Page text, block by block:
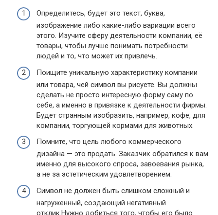
Определитесь, будет это текст, буква,
изображение либо какие-либо вариации всего
этого. Изучите сферу деятельности компании, её
товары, чтобы лучше понимать потребности
людей и то, что может их привлечь.
Поищите уникальную характеристику компании
или товара, чей символ вы рисуете. Вы должны
сделать не просто интересную форму саму по
себе, а именно в привязке к деятельности фирмы.
Будет странным изобразить, например, кофе, для
компании, торгующей кормами для животных.
Помните, что цель любого коммерческого
дизайна — это продать. Заказчик обратился к вам
именно для высокого спроса, завоевания рынка,
а не за эстетическим удовлетворением.
Символ не должен быть слишком сложный и
нагруженный, создающий негативный
отклик.Нужно добиться того, чтобы его было